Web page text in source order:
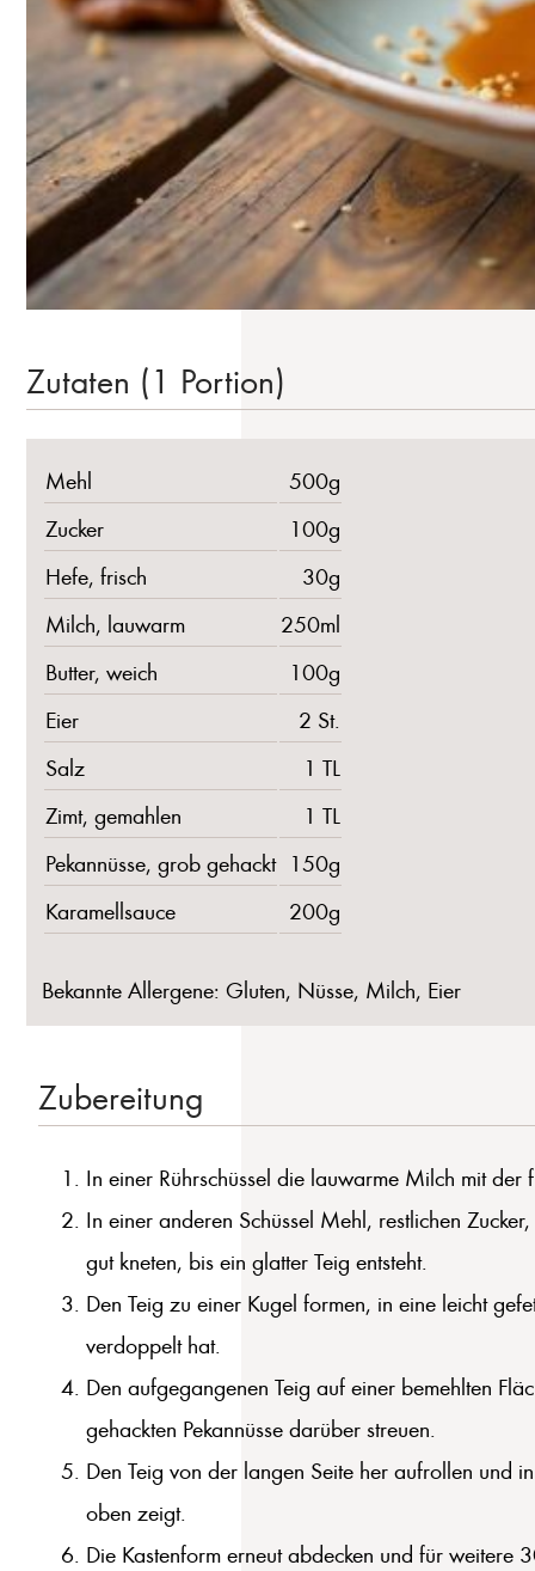
Zutaten (1 Portion)
Mehl
500g
Zucker
100g
Hefe, frisch
30g
Milch, lauwarm
250ml
Butter, weich
100g
Eier
2 St.
Salz
1 TL
Zimt, gemahlen
1 TL
Pekannüsse, grob gehackt 150g
Karamellsauce
200g
Bekannte Allergene: Gluten, Nüsse, Milch, Eier
Zubereitung
In einer Rührschüssel die lauwarme Milch mit
In einer anderen Schüssel Mehl, restlichen
gut kneten, bis ein glatter Teig entsteht.
Den Teig zu einer Kugel formen, in eine leicht
verdoppelt hat.
Den aufgegangenen Teig auf einer bemehlten
gehackten Pekannüsse darüber streuen.
Den Teig von der langen Seite her aufrollen und
oben zeigt.
Die Kastenform erneut abdecken und für weitere